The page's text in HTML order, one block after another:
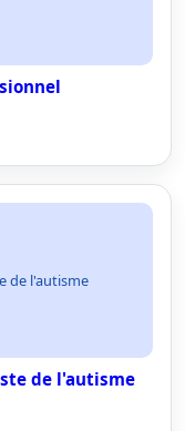
de l'autisme
de l'autisme